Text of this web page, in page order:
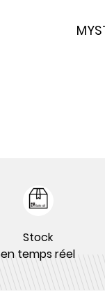
Stock
en temps réel